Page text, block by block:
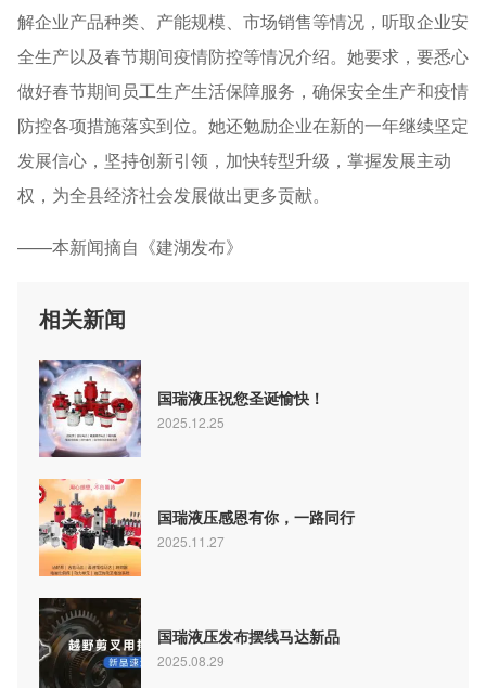
解企业产品种类、产能规模、市场销售等情况，听取企业安
全生产以及春节期间疫情防控等情况介绍。她要求，要悉心
做好春节期间员工生产生活保障服务，确保安全生产和疫情
防控各项措施落实到位。她还勉励企业在新的一年继续坚定
发展信心，坚持创新引领，加快转型升级，掌握发展主动
权，为全县经济社会发展做出更多贡献。
——本新闻摘自《建湖发布》
相关新闻
国瑞液压祝您圣诞愉快！
2025.12.25
国瑞液压感恩有你，一路同行
2025.11.27
国瑞液压发布摆线马达新品
2025.08.29